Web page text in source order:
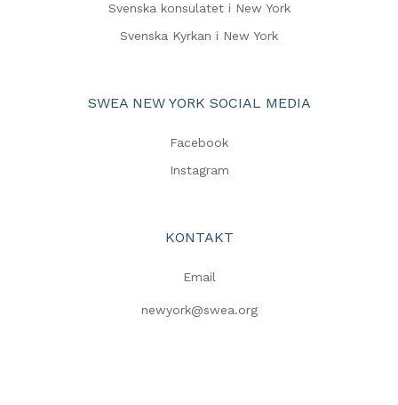
Svenska konsulatet i New York
Svenska Kyrkan i New York
SWEA NEW YORK SOCIAL MEDIA
Facebook
Instagram
KONTAKT
Email
newyork@swea.org